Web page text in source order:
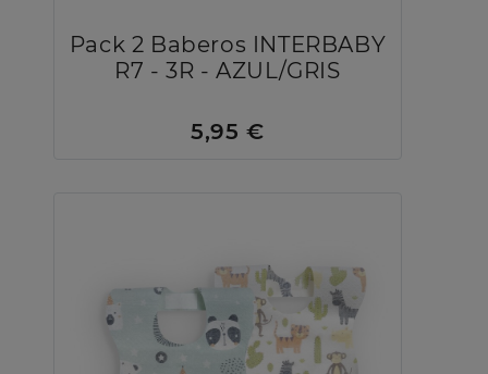
Pack 2 Baberos INTERBABY
R7 - 3R - AZUL/GRIS
5,95 €